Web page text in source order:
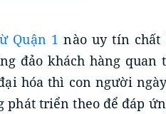
Quận 1 nào uy tín chất
đảo khách hàng
hóa thì con người
phát triển theo để đáp